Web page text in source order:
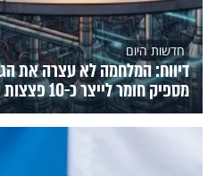
חדשות היום
דיווח: המלחמה לא עצרה את
מספיק חומר לייצר כ-10 פצצות